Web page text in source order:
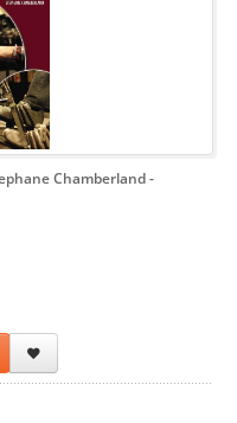
Chamberland-